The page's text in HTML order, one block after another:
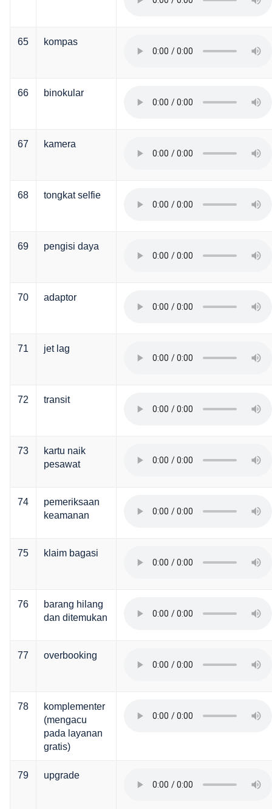
65 kompas
66 binokular
67 kamera
68 tongkat selfie
69 pengisi daya
70 adaptor
71 jet lag
72 transit
73
kartu naik
pesawat
74
pemeriksaan
keamanan
75 klaim bagasi
76
barang hilang
dan ditemukan
77 overbooking
78
komplementer
(mengacu
pada layanan
gratis)
79 upgrade